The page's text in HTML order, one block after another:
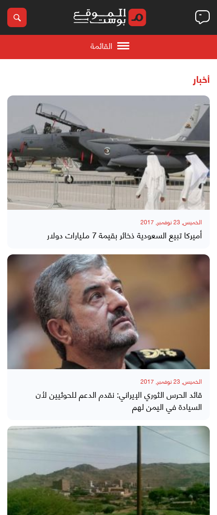
القائمة
أخبار
الخميس, 23 نوفمبر, 2017
أميركا تبيع السعودية ذخائر بقيمة 7 مليارات دولار
الخميس, 23 نوفمبر, 2017
قائد الحرس الثوري الإيراني: نقدم الدعم للحوثيين لأن
السيادة في اليمن لهم